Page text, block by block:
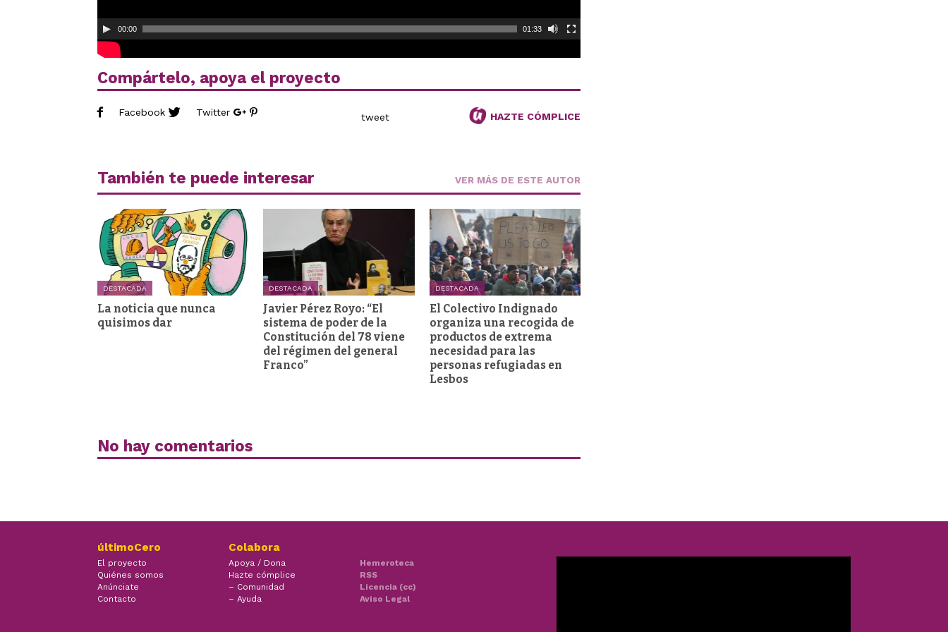
00:00 01:33
Compártelo, apoya el proyecto
Facebook Twitter tweet HAZTE CÓMPLICE
También te puede interesar VER MÁS DE ESTE AUTOR
DESTACADA
La noticia que nunca
quisimos dar
DESTACADA
Javier Pérez Royo: “El
sistema de poder de la
Constitución del 78 viene
del régimen del general
Franco”
DESTACADA
El Colectivo Indignado
organiza una recogida de
productos de extrema
necesidad para las
personas refugiadas en
Lesbos
No hay comentarios
últimoCero
El proyecto
Quiénes somos
Anúnciate
Contacto
Colabora
Apoya / Dona
Hazte cómplice
– Comunidad
– Ayuda
Hemeroteca
RSS
Licencia (cc)
Aviso Legal